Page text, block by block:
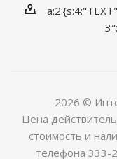
2026 ©
Цена
стоимость и
телефона 333-